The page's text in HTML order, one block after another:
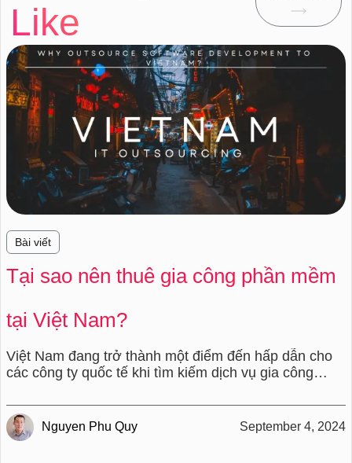
Like
Tại sao nên thuê gia công phần mềm
tại Việt Nam?
Bài viết
Việt Nam đang trở thành một điểm đến hấp dẫn cho
các công ty quốc tế khi tìm kiếm dịch vụ gia công
Nguyen Phu Quy September 4, 2024